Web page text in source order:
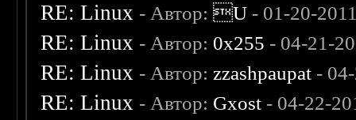
RE: Linux - Автор:U - 01-20-
RE: Linux - Автор: 0х255 - 04-21-
RE: Linux - Автор: zzashpaupat -
RE: Linux - Автор: Gxost - 04-22-